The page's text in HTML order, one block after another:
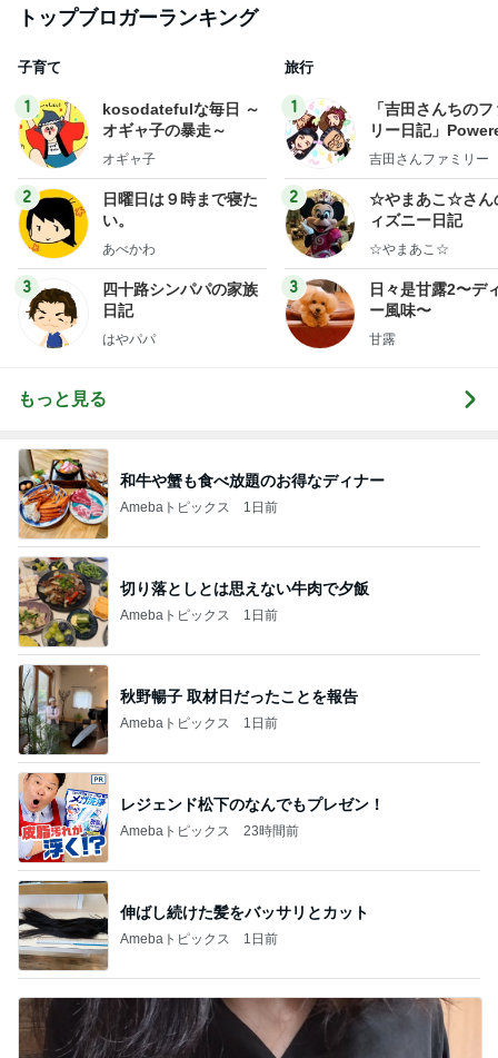
トップブロガーランキング
子育て
1
kosodatefulな毎日 ～
オギャ子の暴走～
オギャ子
2
日曜日は９時まで寝た
い。
あべかわ
3
四十路シンパパの家族
日記
はやパパ
旅行
1
「吉田さんちの
リー日記」
y Ameba 吉田さ
ログ
吉田さんファミリー
2
☆やまあこ☆さん
ィズニー日記
☆やまあこ☆
3
日々是甘露2〜デ
ー風味〜
甘露
もっと見る
和牛や蟹も食べ放題のお得なディナー
Amebaトピックス 1日前
切り落としとは思えない牛肉で夕飯
Amebaトピックス 1日前
秋野暢子 取材日だったことを報告
Amebaトピックス 1日前
レジェンド松下のなんでもプレゼン！
Amebaトピックス 23時間前
伸ばし続けた髪をバッサリとカット
Amebaトピックス 1日前